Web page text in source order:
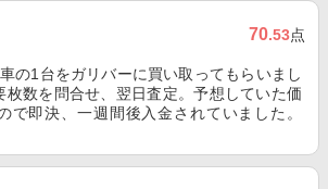
70.53点
の1台をガリバーに買い取ってもらいまし
枚数を問合せ、翌日査定。予想していた価
で即決、一週間後入金されていました。